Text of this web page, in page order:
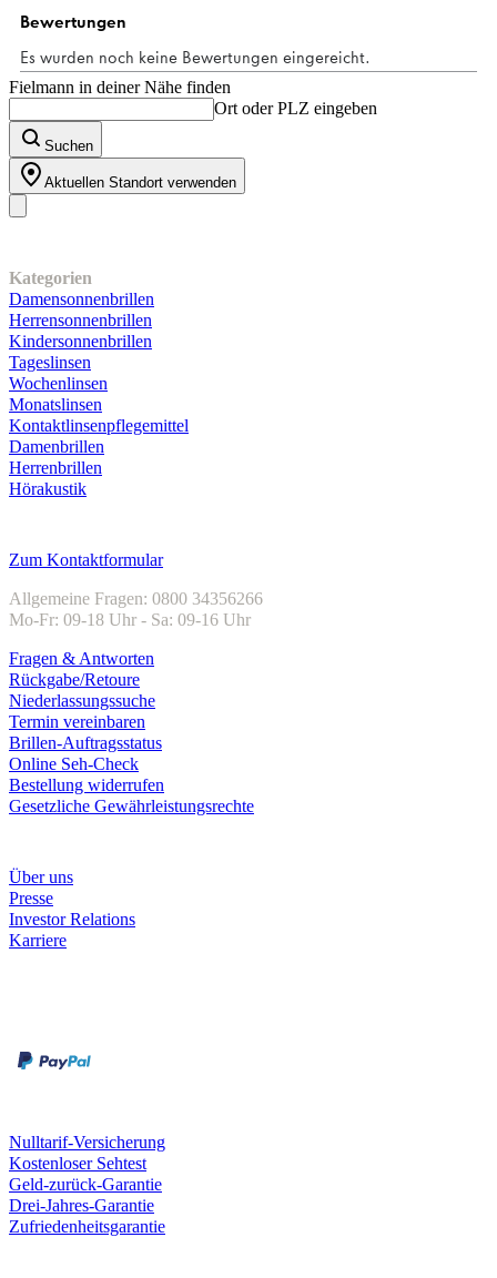
Fielmann in deiner Nähe finden
Ort oder PLZ eingeben
Suchen
Aktuellen Standort verwenden
Kategorien
Damensonnenbrillen
Herrensonnenbrillen
Kindersonnenbrillen
Tageslinsen
Wochenlinsen
Monatslinsen
Kontaktlinsenpflegemittel
Damenbrillen
Herrenbrillen
Hörakustik
Zum Kontaktformular
Allgemeine Fragen: 0800 34356266
Mo-Fr: 09-18 Uhr - Sa: 09-16 Uhr
Fragen & Antworten
Rückgabe/Retoure
Niederlassungssuche
Termin vereinbaren
Brillen-Auftragsstatus
Online Seh-Check
Bestellung widerrufen
Gesetzliche Gewährleistungsrechte
Über uns
Presse
Investor Relations
Karriere
Nulltarif-Versicherung
Kostenloser Sehtest
Geld-zurück-Garantie
Drei-Jahres-Garantie
Zufriedenheitsgarantie